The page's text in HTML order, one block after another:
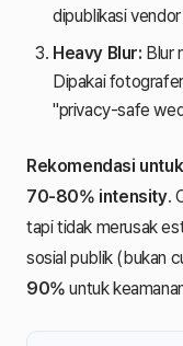
dipublikasi
Heavy Blur: Blur
Dipakai
"privacy-safe
Rekomendasi
70-80% intensity.
tapi tidak merusak
sosial publik (bukan
90% untuk